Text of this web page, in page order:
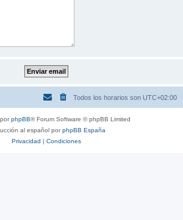
Todos los horarios son UTC+02:00
phpBB® Forum Software © phpBB Limited
al español porphpBB España
Privacidad | Condiciones